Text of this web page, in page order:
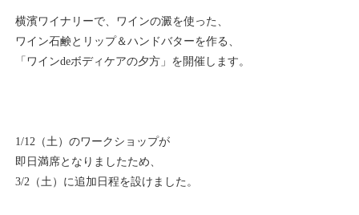
横濱ワイナリーで、ワインの澱を使った、
ワイン石鹸とリップ＆ハンドバターを作る、
「ワインdeボディケアの夕方」を開催します。
1/12（土）のワークショップが
即日満席となりましたため、
3/2（土）に追加日程を設けました。